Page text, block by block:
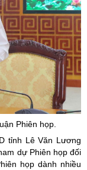
Phiên họp.
tỉnh Lê Văn Lương
dự Phiên họp đối
họp dành nhiều